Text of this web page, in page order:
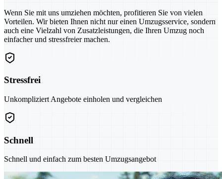
Wenn Sie mit uns umziehen möchten, profitieren Sie von vielen
Vorteilen. Wir bieten Ihnen nicht nur einen Umzugsservice, sondern
auch eine Vielzahl von Zusatzleistungen, die Ihren Umzug noch
einfacher und stressfreier machen.
Stressfrei
Unkompliziert Angebote einholen und vergleichen
Schnell
Schnell und einfach zum besten Umzugsangebot